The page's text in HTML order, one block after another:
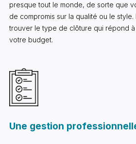
presque tout le monde, de sorte que
de compromis sur la qualité ou le
trouver le type de clôture qui répond
votre budget.
Une gestion